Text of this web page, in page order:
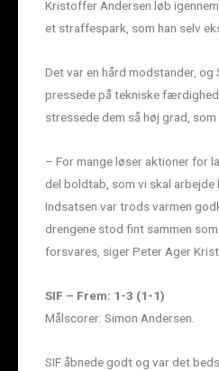
Kristoffer Andersen løb
et straffespark, som han selv
Det var en hård modstander, og
pressede på tekniske
stressede dem så høj grad,
– For mange løser aktioner for
del boldtab, som vi skal
Indsatsen var trods varmen
drengene stod fint sammen
forsvares, siger Peter Ager
SIF – Frem: 1-3 (1-1)
Målscorer: Simon Andersen.
SIF åbnede godt og var det